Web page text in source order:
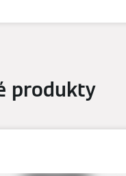
produkty